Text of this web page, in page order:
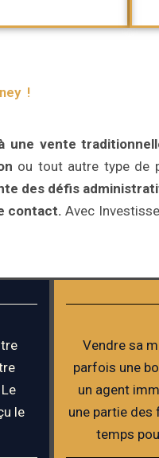
!
une vente
ou tout autre type de
des défis
contact. Avec
le
Vendre sa
parfois une
un agent
une partie des
temps